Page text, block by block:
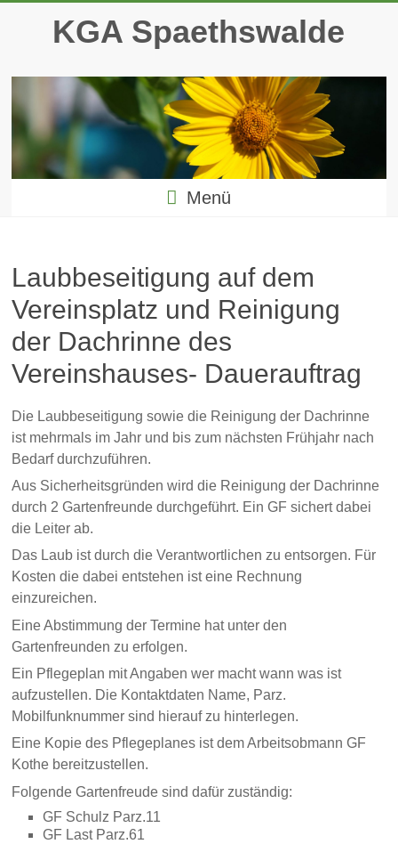
springenKGA Spaethswalde
Menü
Laubbeseitigung auf dem
Vereinsplatz und Reinigung
der Dachrinne des
Vereinshauses- Dauerauftrag
Die Laubbeseitigung sowie die Reinigung der Dachrinne
ist mehrmals im Jahr und bis zum nächsten Frühjahr nach
Bedarf durchzuführen.
Aus Sicherheitsgründen wird die Reinigung der Dachrinne
durch 2 Gartenfreunde durchgeführt. Ein GF sichert dabei
die Leiter ab.
Das Laub ist durch die Verantwortlichen zu entsorgen. Für
Kosten die dabei entstehen ist eine Rechnung
einzureichen.
Eine Abstimmung der Termine hat unter den
Gartenfreunden zu erfolgen.
Ein Pflegeplan mit Angaben wer macht wann was ist
aufzustellen. Die Kontaktdaten Name, Parz.
Mobilfunknummer sind hierauf zu hinterlegen.
Eine Kopie des Pflegeplanes ist dem Arbeitsobmann GF
Kothe bereitzustellen.
Folgende Gartenfreude sind dafür zuständig:
GF Schulz Parz.11
GF Last Parz.61